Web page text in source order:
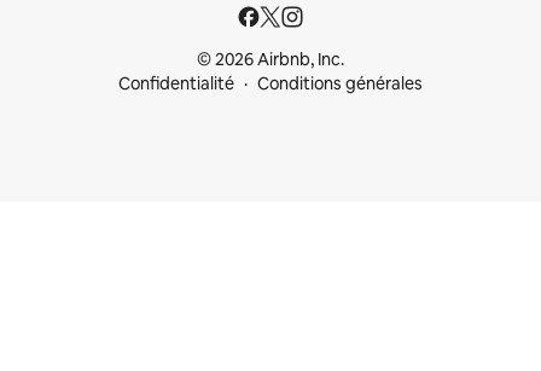
© 2026 Airbnb, Inc.
Confidentialité
Conditions générales